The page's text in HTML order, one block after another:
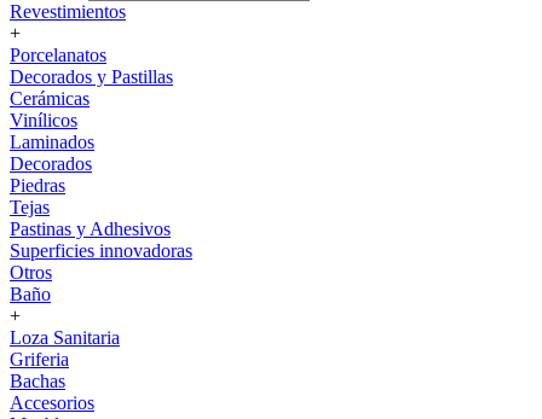
Revestimientos
+
Porcelanatos
Decorados y Pastillas
Cerámicas
Vinílicos
Laminados
Decorados
Piedras
Tejas
Pastinas y Adhesivos
Superficies innovadoras
Otros
Baño
+
Loza Sanitaria
Griferia
Bachas
Accesorios